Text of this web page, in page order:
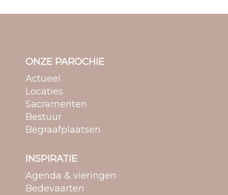
ONZE PAROCHIE
Actueel
Locaties
Sacramenten
Bestuur
Begraafplaatsen
INSPIRATIE
Agenda & vieringen
Bedevaarten